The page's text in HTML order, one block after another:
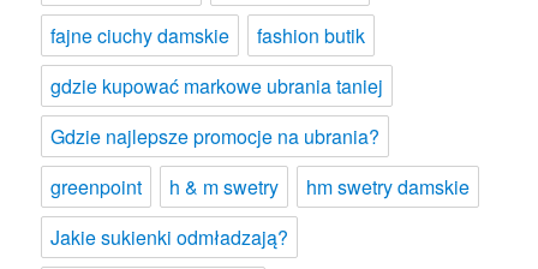
fajne ciuchy damskie
fashion butik
gdzie kupować markowe ubrania taniej
Gdzie najlepsze promocje na ubrania?
greenpoint
h & m swetry
hm swetry damskie
Jakie sukienki odmładzają?